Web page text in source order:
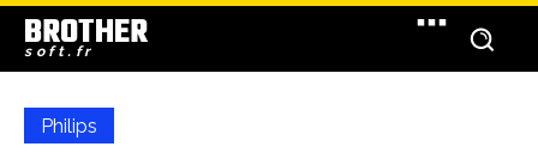
BROTHER
soft.fr
Philips